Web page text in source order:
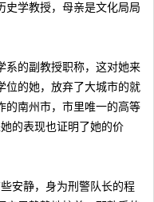
学教授，母亲是文化局局
的副教授职称，这对她来
位的她，放弃了大城市的就
的南州市，市里唯一的高等
的表现也证明了她的价
安静，身为刑警队长的程